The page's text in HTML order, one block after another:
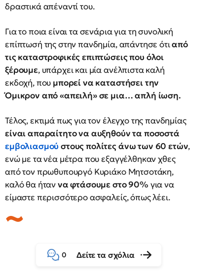
δραστικά απέναντί του.
Για το ποια είναι τα σενάρια για τη συνολική
επίπτωσή της στην πανδημία, απάντησε ότιαπό
τις καταστροφικές επιπτώσεις που όλοι
ξέρουμε, υπάρχει και μία ανέλπιστα καλή
εκδοχή, που μπορεί να καταστήσει την
Όμικρον από «απειλή» σε μια… απλή ίωση.
Τέλος, εκτιμά πως για τον έλεγχο της πανδημίας
είναι απαραίτητο να αυξηθούν τα ποσοστά
εμβολιασμού στους πολίτες άνω των 60 ετών,
ενώ με τα νέα μέτρα που εξαγγέλθηκαν χθες
από τον πρωθυπουργό Κυριάκο Μητσοτάκη,
καλό θα ήταννα φτάσουμε στο 90% για να
είμαστε περισσότερο ασφαλείς, όπως λέει.
0 Δείτε τα σχόλια